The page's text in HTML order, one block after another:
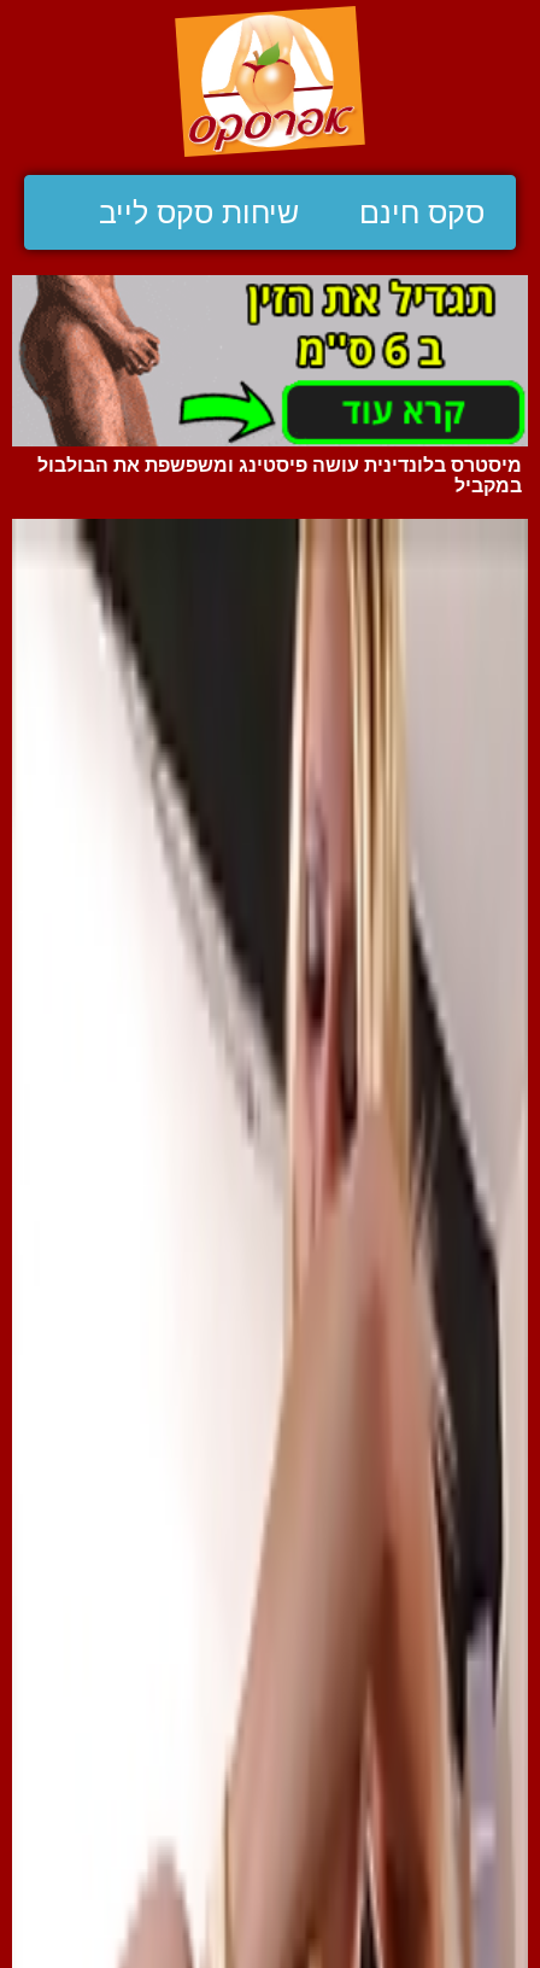
סקס חינם שיחות סקס לייב
מיסטרס בלונדינית עושה פיסטינג ומשפשפת את הבולבול
במקביל